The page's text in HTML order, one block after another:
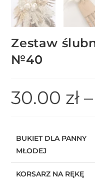
Zestaw
№40
30.00 zł –
BUKIET DLA PANNY
MŁODEJ
KORSARZ NA RĘKĘ